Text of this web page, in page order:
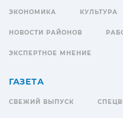
ЭКОНОМИКА КУЛЬТУРА
НОВОСТИ РАЙОНОВ
ЭКСПЕРТНОЕ МНЕНИЕ
ГАЗЕТА
СВЕЖИЙ ВЫПУСК